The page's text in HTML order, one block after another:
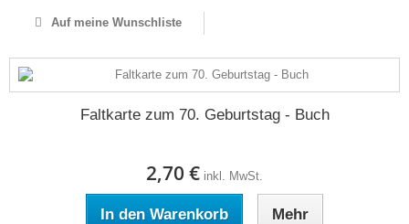
Auf meine Wunschliste
Faltkarte zum 70. Geburtstag - Buch
2,70 € inkl. MwSt.
In den Warenkorb Mehr